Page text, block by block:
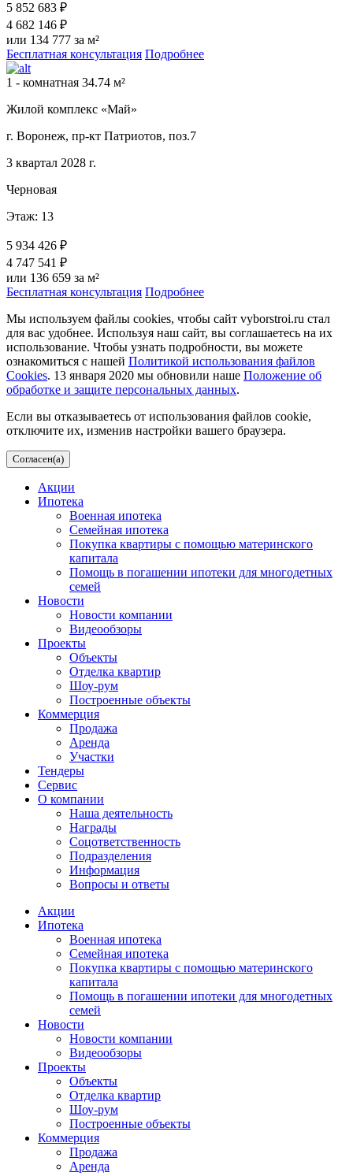
5 852 683 ₽
4 682 146 ₽
или 134 777 за м²
Бесплатная консультация Подробнее
1 - комнатная 34.74 м²
Жилой комплекс «Май»
г. Воронеж, пр-кт Патриотов, поз.7
3 квартал 2028 г.
Черновая
Этаж: 13
5 934 426 ₽
4 747 541 ₽
или 136 659 за м²
Бесплатная консультация Подробнее
Мы используем файлы cookies, чтобы сайт vyborstroi.ru стал
для вас удобнее. Используя наш сайт, вы соглашаетесь на их
использование. Чтобы узнать подробности, вы можете
ознакомиться с нашей Политикой использования файлов
Cookies. 13 января 2020 мы обновили наше Положение об
обработке и защите персональных данных.
Если вы отказываетесь от использования файлов cookie,
отключите их, изменив настройки вашего браузера.
Согласен(а)
Акции
Ипотека
Военная ипотека
Семейная ипотека
Покупка квартиры с помощью материнского
капитала
Помощь в погашении ипотеки для многодетных
семей
Новости
Новости компании
Видеообзоры
Проекты
Объекты
Отделка квартир
Шоу-рум
Построенные объекты
Коммерция
Продажа
Аренда
Участки
Тендеры
Сервис
О компании
Наша деятельность
Награды
Соцответственность
Подразделения
Информация
Вопросы и ответы
Акции
Ипотека
Военная ипотека
Семейная ипотека
Покупка квартиры с помощью материнского
капитала
Помощь в погашении ипотеки для многодетных
семей
Новости
Новости компании
Видеообзоры
Проекты
Объекты
Отделка квартир
Шоу-рум
Построенные объекты
Коммерция
Продажа
Аренда